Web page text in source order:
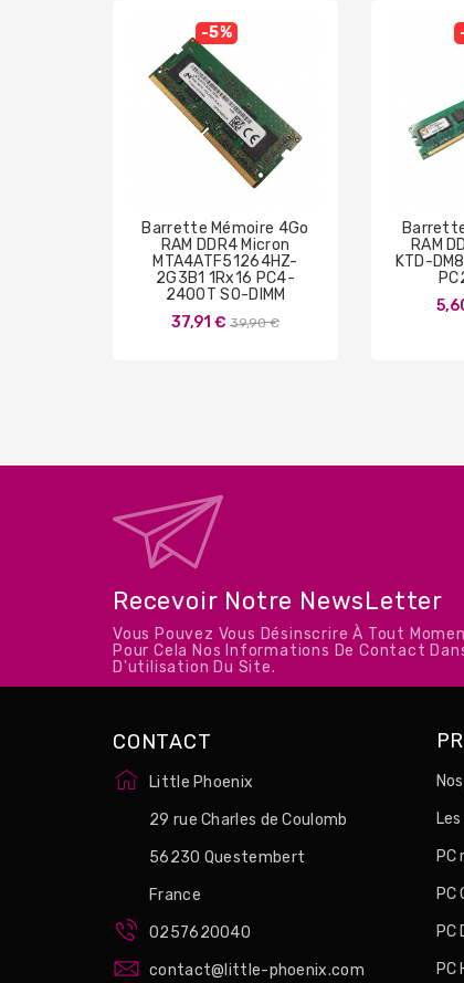
-5%
Barrette Mémoire 4Go
RAM DDR4 Micron
MTA4ATF51264HZ-
2G3B1 1Rx16 PC4-
2400T SO-DIMM
37,91 € Prix
39,90 €
RAM
KTD-
Recevoir Notre NewsLetter
Vous Pouvez Vous Désinscrire À Tout
Pour Cela Nos Informations De Contact
D'utilisation Du Site.
CONTACT
Little Phoenix
29 rue Charles de Coulomb
56230 Questembert
France
0257620040
contact@little-phoenix.com
PC
PC
PC